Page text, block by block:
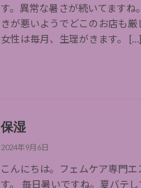
す。異常な暑さが続いてます
きが悪いようでどこのお店も
女性は毎月、生理がきます。 […]
保湿
2024年9月6日
こんにちは。フェムケア専門
す。 毎日暑いですね。夏バテ